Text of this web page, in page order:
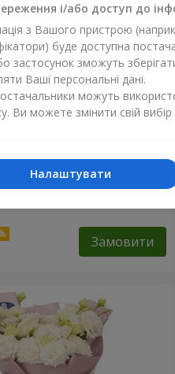
Замовити
і/або доступ до
з Вашого пристрою
буде доступна
застосунок зможуть
Ваші персональні дані.
можуть
Ви можете змінити свій
Налаштувати